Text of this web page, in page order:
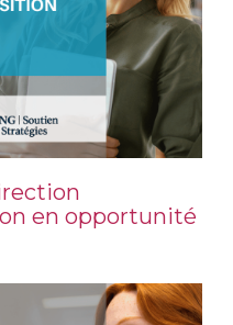
en opportunité